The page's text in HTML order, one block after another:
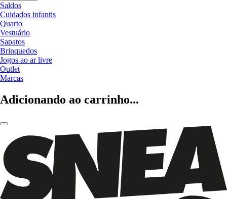
Saldos
Cuidados infantis
Quarto
Vestuário
Sapatos
Brinquedos
Jogos ao ar livre
Outlet
Marcas
Adicionando ao carrinho...